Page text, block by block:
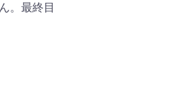
。最終目